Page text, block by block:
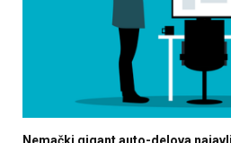
Nemački gigant auto-delova